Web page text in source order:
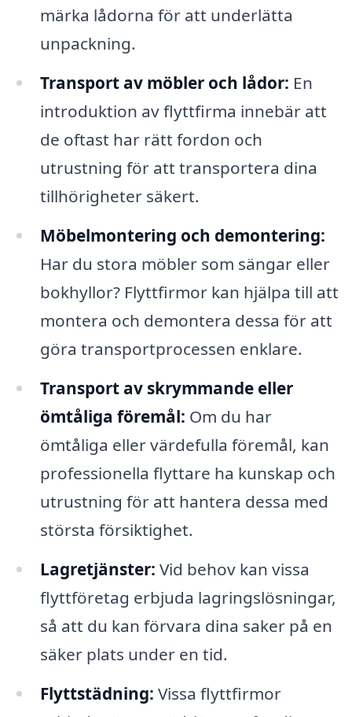
märka lådorna för att underlätta
unpackning.
Transport av möbler och lådor: En
introduktion av flyttfirma innebär att
de oftast har rätt fordon och
utrustning för att transportera dina
tillhörigheter säkert.
Möbelmontering och demontering:
Har du stora möbler som sängar eller
bokhyllor? Flyttfirmor kan hjälpa till att
montera och demontera dessa för att
göra transportprocessen enklare.
Transport av skrymmande eller
ömtåliga föremål: Om du har
ömtåliga eller värdefulla föremål, kan
professionella flyttare ha kunskap och
utrustning för att hantera dessa med
största försiktighet.
Lagretjänster: Vid behov kan vissa
flyttföretag erbjuda lagringslösningar,
så att du kan förvara dina saker på en
säker plats under en tid.
Flyttstädning: Vissa flyttfirmor